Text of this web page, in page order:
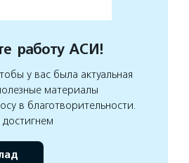
работу АСИ!
у вас была актуальная
материалы
в благотворительности.